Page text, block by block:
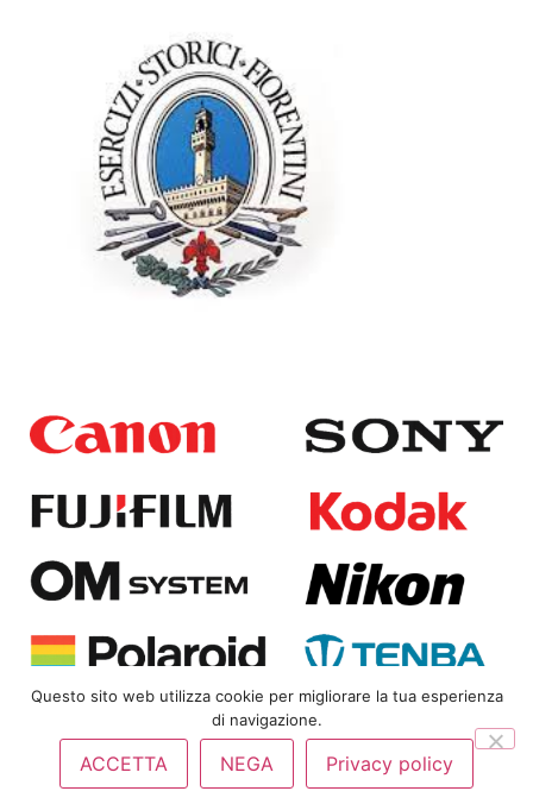
Copyright© 2025Bongi Srl | P.IVA 01823360480 |Privacy
Policy
Questo sito web utilizza cookie per migliorare la tua esperienza
di navigazione.
ACCETTA NEGA Privacy policy